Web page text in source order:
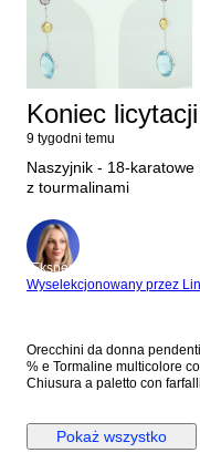
Koniec licytacji
9 tygodni temu
Naszyjnik - 18-karatowe
z tourmalinami
Ekspert
Wyselekcjonowany przez
Orecchini da donna
% e Tormaline multicolore
Chiusura a paletto con farfallina. Peso: 3,70 g. Lunghezza: 3.70
Pokaż wszystko